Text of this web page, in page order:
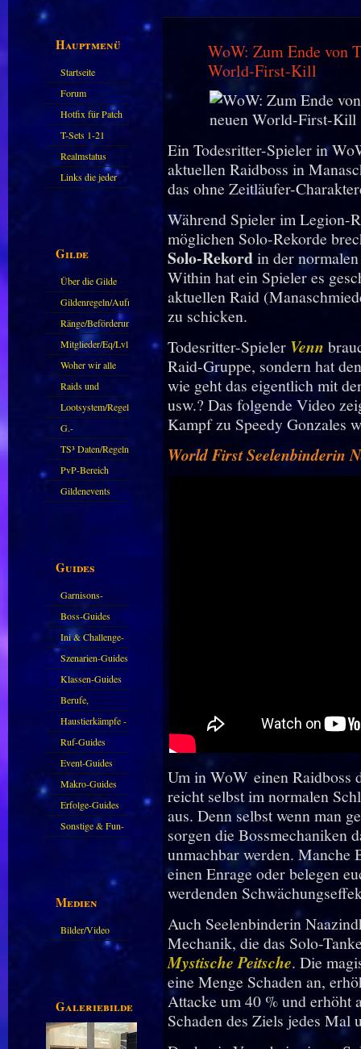
Hauptmenü
Startseite
Forum
Hotfix für Patch
11.X
T-Sets 1-21
Realmstatus
Links die jeder
Gilde
Über die Gilde
(DAW)
Gildenregeln/Aufnahme
Ränge/Beförderungen
Mitglieder/Eq/Lvl
Woher wir alle
kommen.
Raids und
Zubehör
Lootsystem/Regeln
G.-
Sparkasse/Goldleihen
TS³ Daten/Regeln
PvP-Bereich
Gildenevents
Guides
Garnisons-
Guides
Boss-Guides
Ini & Challenge-
Guides
Szenarien-Guides
Klassen-Guides
Berufe,
Farmkarten und
Haustiere
Haustierkämpfe -
Guide
Ruf-Guides
Event-Guides
Makro-Guides
Erfolge-Guides
Sonstige & Fun-
Medien
Bilder/Video
Galeriebilder
WoW: Zum Ende von
World-First-Kill
Ein Todesritter-Spieler in
aktuellen Raidboss in
das ohne Zeitläufer-
Während Spieler im Legion-
möglichen Solo-Rekorde
Solo-Rekordin der
Within hat ein Spieler es
aktuellen Raid
zu schicken.
Todesritter-Spieler Venn
Raid-Gruppe, sondern hat
wie geht das eigentlich mit
usw.? Das folgende Video
Kampf zu Speedy Gonzales
World First Seelenbinderin
Um in WoW einen Raidboss
reicht selbst im normalen
aus. Denn selbst wenn man
sorgen die Bossmechaniken
unmachbar werden. Manche
einen Enrage oder belegen
werdenden
Auch Seelenbinderin
Mechanik, die das Solo-
Mystische Peitsche. Die
eine Menge Schaden an,
Attacke um 40 % und erhöht
Schaden des Ziels jedes Mal